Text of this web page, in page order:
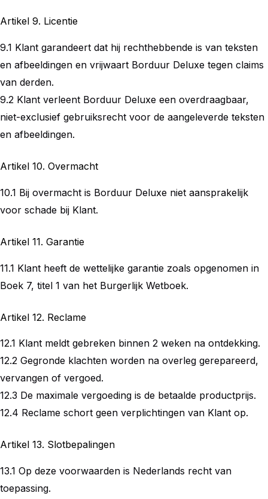
Artikel 9. Licentie
9.1 Klant garandeert dat hij rechthebbende is van teksten
en afbeeldingen en vrijwaart Borduur Deluxe tegen claims
van derden.
9.2 Klant verleent Borduur Deluxe een overdraagbaar,
niet-exclusief gebruiksrecht voor de aangeleverde teksten
en afbeeldingen.
Artikel 10. Overmacht
10.1 Bij overmacht is Borduur Deluxe niet aansprakelijk
voor schade bij Klant.
Artikel 11. Garantie
11.1 Klant heeft de wettelijke garantie zoals opgenomen in
Boek 7, titel 1 van het Burgerlijk Wetboek.
Artikel 12. Reclame
12.1 Klant meldt gebreken binnen 2 weken na ontdekking.
12.2 Gegronde klachten worden na overleg gerepareerd,
vervangen of vergoed.
12.3 De maximale vergoeding is de betaalde productprijs.
12.4 Reclame schort geen verplichtingen van Klant op.
Artikel 13. Slotbepalingen
13.1 Op deze voorwaarden is Nederlands recht van
toepassing.